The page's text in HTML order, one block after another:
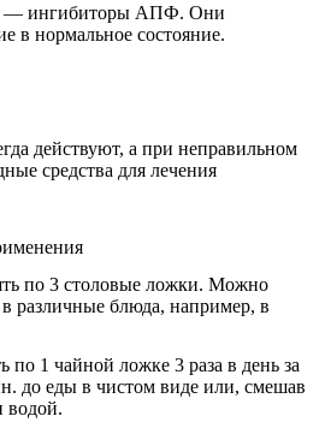
― ингибиторы АПФ. Они
в нормальное состояние.
действуют, а при неправильном
средства для лечения
по 3 столовые ложки. Можно
в различные блюда, например, в
по 1 чайной ложке 3 раза в день за
до еды в чистом виде или, смешав
водой.